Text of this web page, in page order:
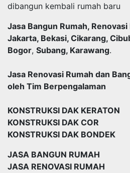
dibangun kembali rumah baru
Jasa Bangun Rumah,
Jakarta, Bekasi, Cikarang,
Bogor, Subang, Karawang.
Jasa Renovasi Rumah dan
oleh Tim Berpengalaman
KONSTRUKSI DAK KERATON
KONSTRUKSI DAK COR
KONSTRUKSI DAK BONDEK
JASA BANGUN RUMAH
JASA RENOVASI RUMAH